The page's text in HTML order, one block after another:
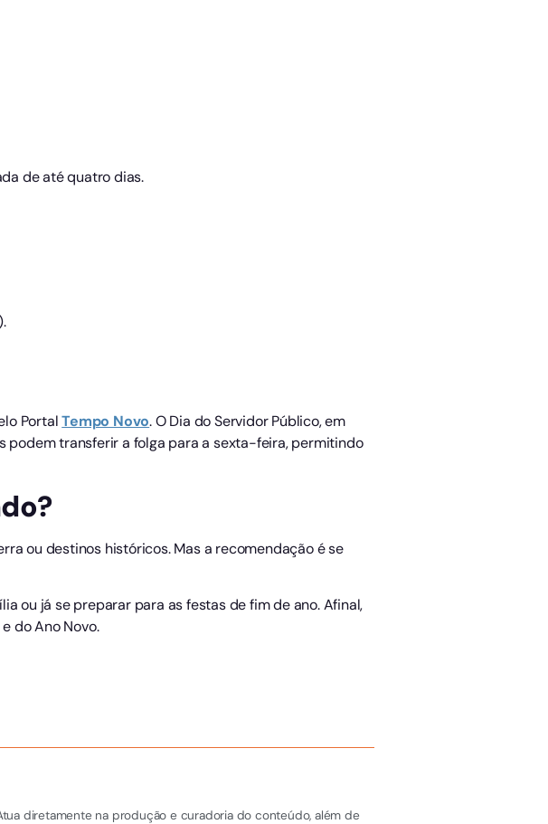
de até quatro dias.
PortalTempo Novo. O Dia do Servidor Público, em
podem transferir a folga para a sexta-feira, permitindo
ou destinos históricos. Mas a recomendação é se
ou já se preparar para as festas de fim de ano. Afinal,
do Ano Novo.
diretamente na produção e curadoria do conteúdo, além de